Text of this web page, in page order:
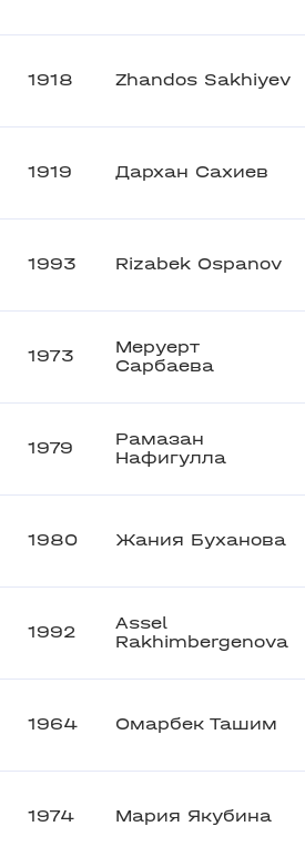
1918 Zhandos Sakhiyev
1919 Дархан Сахиев
1993 Rizabek Ospanov
1973
Меруерт
Сарбаева
1979
Рамазан
Нафигулла
1980 Жания Буханова
1992
Assel
Rakhimbergenova
1964 Омарбек Ташим
1974 Мария Якубина